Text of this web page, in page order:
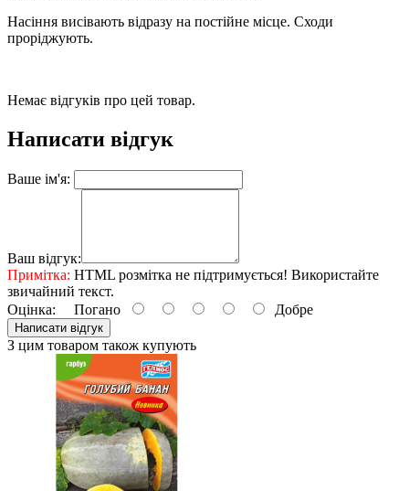
Насіння висівають відразу на постійне місце. Сходи
проріджують.
Немає відгуків про цей товар.
Написати відгук
Ваше ім'я:
Ваш відгук:
Примітка: HTML розмітка не підтримується! Використайте
звичайний текст.
Оцінка: Погано Добре
Написати відгук
З цим товаром також купують